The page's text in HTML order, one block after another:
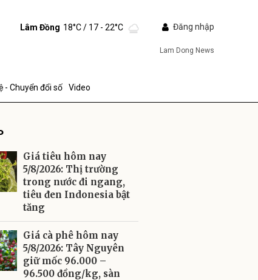
Lâm Đồng 18°C/ 17 - 22°C Đăng nhập
Lam Dong News
- Chuyển đổi số Video
Giá tiêu hôm nay
5/8/2026: Thị trường
trong nước đi ngang,
tiêu đen Indonesia bật
tăng
Giá cà phê hôm nay
5/8/2026: Tây Nguyên
giữ mốc 96.000 –
96.500 đồng/kg, sàn